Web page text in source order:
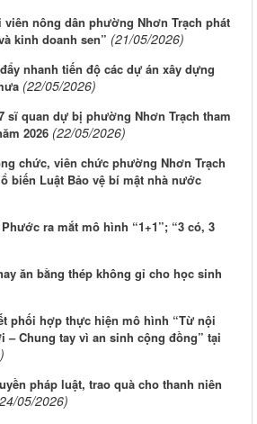
nông dân phường Nhơn Trạch phát
kinh doanh sen” (21/05/2026)
nhanh tiến độ các dự án xây dựng
(22/05/2026)
sĩ quan dự bị phường Nhơn Trạch tham
2026 (22/05/2026)
chức, viên chức phường Nhơn Trạch
biến Luật Bảo vệ bí mật nhà nước
ra mắt mô hình “1+1”; “3 có, 3
ăn bằng thép không gỉ cho học sinh
phối hợp thực hiện mô hình “Từ nội
Chung tay vì an sinh cộng đồng” tại
pháp luật, trao quà cho thanh niên
05/2026)